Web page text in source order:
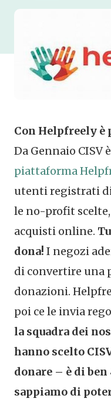
Con Helpfreely è
Da Gennaio CISV
piattaforma
utenti registrati
le no-profit
acquisti online.
dona! I negozi
di convertire una
donazioni.
poi ce le invia
la squadra dei
hanno scelto
donare – è di
sappiamo di